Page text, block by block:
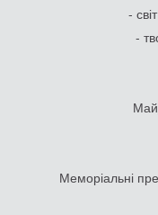
-
-
Меморіальні